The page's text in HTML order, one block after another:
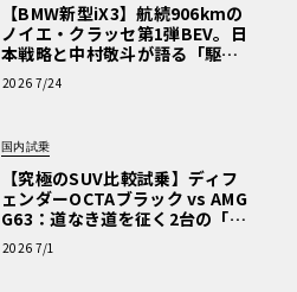
【BMW新型iX3】航続906kmの
ノイエ・クラッセ第1弾BEV。日
本戦略と中村敬斗が語る「駆け
ぬける歓び」
2026 7/24
国内試乗
【究極のSUV比較試乗】ディフ
ェンダーOCTAブラック vs AMG
G63：道なき道を征く2台の「対
極的アプローチ」
2026 7/1